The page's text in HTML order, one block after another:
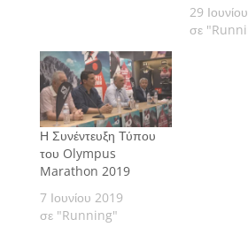
29
σε
Η Συνέντευξη Τύπου
του Olympus
Marathon 2019
7 Ιουνίου 2019
σε "Running"